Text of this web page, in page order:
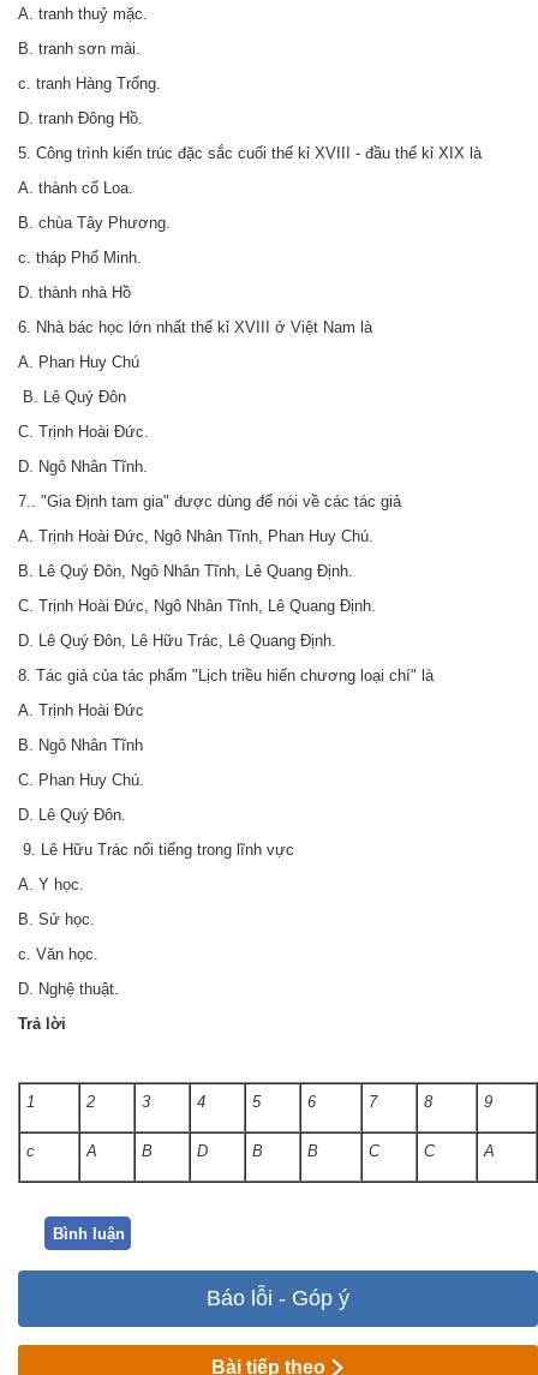
A. tranh thuỷ mặc.
B. tranh sơn mài.
c. tranh Hàng Trống.
D. tranh Đông Hồ.
5. Công trình kiến trúc đặc sắc cuối thế kỉ XVIII - đầu thế kỉ XIX là
A. thành cổ Loa.
B. chùa Tây Phương.
c. tháp Phổ Minh.
D. thành nhà Hồ
6. Nhà bác học lớn nhất thế kỉ XVIII ở Việt Nam là
A. Phan Huy Chú
B. Lê Quý Đôn
C. Trịnh Hoài Đức.
D. Ngô Nhân Tĩnh.
7.. "Gia Định tam gia" được dùng để nói về các tác giả
A. Trịnh Hoài Đức, Ngô Nhân Tĩnh, Phan Huy Chú.
B. Lê Quý Đôn, Ngô Nhân Tĩnh, Lê Quang Định.
C. Trịnh Hoài Đức, Ngô Nhân Tĩnh, Lê Quang Định.
D. Lê Quý Đôn, Lê Hữu Trác, Lê Quang Định.
8. Tác giả của tác phẩm "Lịch triều hiến chương loại chí" là
A. Trịnh Hoài Đức
B. Ngô Nhân Tĩnh
C. Phan Huy Chú.
D. Lê Quý Đôn.
9. Lê Hữu Trác nổi tiếng trong lĩnh vực
A. Y học.
B. Sử học.
c. Văn học.
D. Nghệ thuật.
Trả lời
1 2 3 4 5 6 7 8 9
c A B D B B C C A
Bình luận
Báo lỗi - Góp ý
Bài tiếp theo